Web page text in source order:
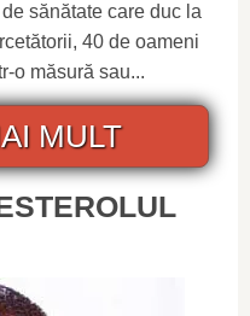
sănătate care duc la
40 de oameni
o măsură sau...
MULT